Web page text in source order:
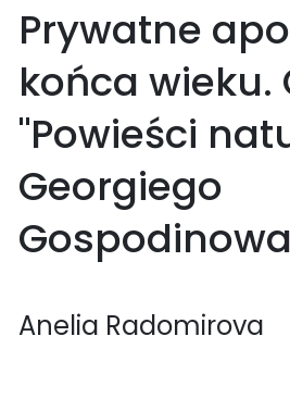
Prywatne
końca wieku.
"Powieści
Georgiego
Gospodinowa
Anelia Radomirova